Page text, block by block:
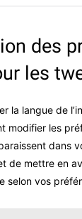
des
les
la langue de
modifier les
dans
de mettre en
selon vos